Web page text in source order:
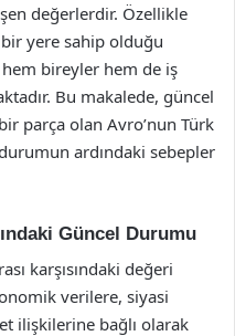
değerlerdir. Özellikle
yere sahip olduğu
bireyler hem de iş
Bu makalede, güncel
parça olan Avro’nun Türk
ardındaki sebepler
Güncel Durumu
karşısındaki değeri
verilere, siyasi
ilişkilerine bağlı olarak